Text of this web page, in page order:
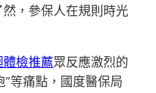
，參保人在規則時光
體檢推薦眾反應激烈的
”等痛點，國度醫保局